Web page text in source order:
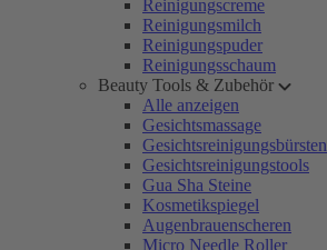
Reinigungscreme
Reinigungsmilch
Reinigungspuder
Reinigungsschaum
Beauty Tools & Zubehör
Alle anzeigen
Gesichtsmassage
Gesichtsreinigungsbürsten
Gesichtsreinigungstools
Gua Sha Steine
Kosmetikspiegel
Augenbrauenscheren
Micro Needle Roller